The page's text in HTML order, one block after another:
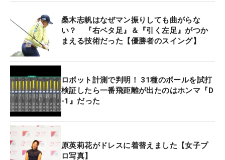
桑木志帆はなぜマン振りしても曲がらな
い？ 『右ベタ足』＆『引く左足』がつか
まえる技術だった【優勝者のスイング】
ロボット計測で判明！ 31種のボールを試打
検証したら一番飛距離が出たのはホンマ『D
-1』だった
原英莉花がドレスに着替えました【女子プ
ロ写真】